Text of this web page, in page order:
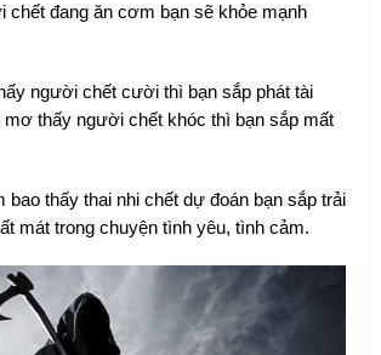
chết đang ăn cơm bạn sẽ khỏe mạnh
người chết cười thì bạn sắp phát tài
mơ thấy người chết khóc thì bạn sắp mất
bao thấy thai nhi chết dự đoán bạn sắp trải
mát trong chuyện tình yêu, tình cảm.